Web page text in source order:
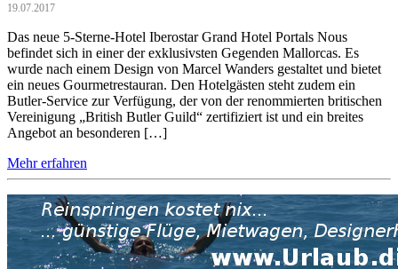
19.07.2017
Das neue 5-Sterne-Hotel Iberostar Grand Hotel Portals Nous
befindet sich in einer der exklusivsten Gegenden Mallorcas. Es
wurde nach einem Design von Marcel Wanders gestaltet und bietet
ein neues Gourmetrestauran. Den Hotelgästen steht zudem ein
Butler-Service zur Verfügung, der von der renommierten britischen
Vereinigung „British Butler Guild“ zertifiziert ist und ein breites
Angebot an besonderen […]
Mehr erfahren